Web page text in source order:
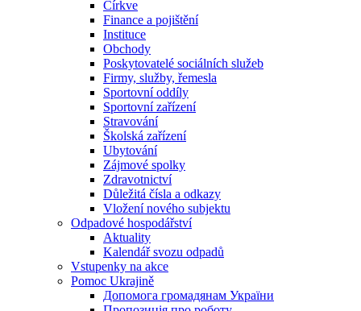
Církve
Finance a pojištění
Instituce
Obchody
Poskytovatelé sociálních služeb
Firmy, služby, řemesla
Sportovní oddíly
Sportovní zařízení
Stravování
Školská zařízení
Ubytování
Zájmové spolky
Zdravotnictví
Důležitá čísla a odkazy
Vložení nového subjektu
Odpadové hospodářství
Aktuality
Kalendář svozu odpadů
Vstupenky na akce
Pomoc Ukrajině
Допомога громадянам України